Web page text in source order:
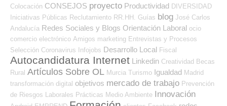
Colocación CONSEJOS proyecto Productividad DIVERSIDAD
Iniciativas Públicas Reclutamiento RR.HH. Guías blog José Carlos
Andalucía Redes Sociales y Blogs Orientación Laboral ocio
comercio electrónico Amigos marketing Entrevistas y Procesos
Selección Coronavirus Infojobs Desarrollo Local Fiscal
Autocandidatura Internet Linkedin Creatividad Becas
Rural Artículos Sobre OL Murcia Turismo Igualdad Madrid
transformación digital objetivos mercado de trabajo Prevención
de Riesgos Laborales Prácticas Medio Ambiente Innovación